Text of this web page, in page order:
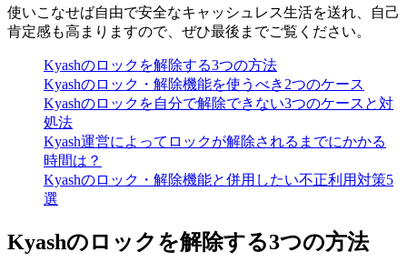
使いこなせば自由で安全なキャッシュレス生活を送れ、自己
肯定感も高まりますので、ぜひ最後までご覧ください。
Kyashのロックを解除する3つの方法
Kyashのロック・解除機能を使うべき2つのケース
Kyashのロックを自分で解除できない3つのケースと対
処法
Kyash運営によってロックが解除されるまでにかかる
時間は？
Kyashのロック・解除機能と併用したい不正利用対策5
選
Kyashのロックを解除する3つの方法